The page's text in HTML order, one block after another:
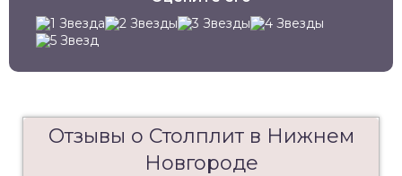
Отзывы о Столплит в Нижнем
Новгороде